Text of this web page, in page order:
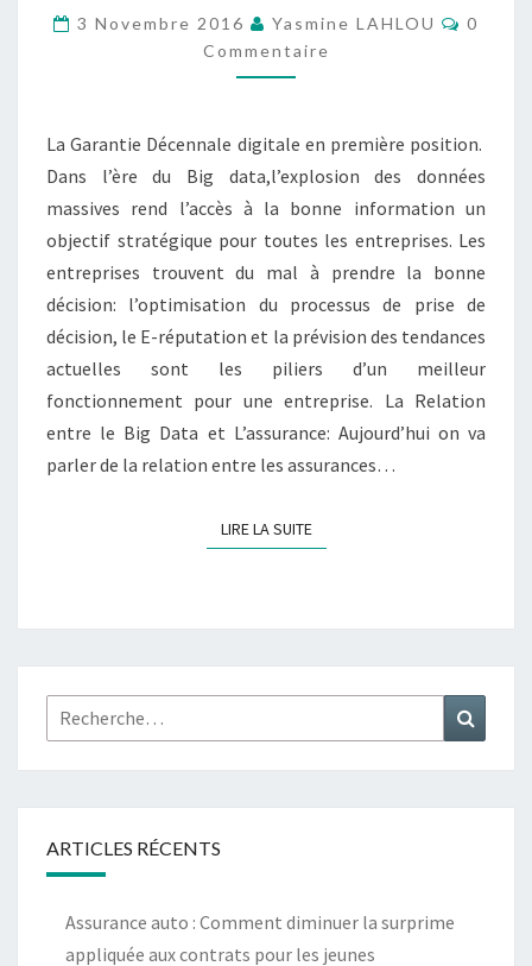
DATA
:
QUELLE
?
3 Novembre 2016 Yasmine LAHLOU
0
Commentaire
La Garantie Décennale digitale en première position.
Dans l’ère du Big data,l’explosion des données
massives rend l’accès à la bonne information un
objectif stratégique pour toutes les entreprises. Les
entreprises trouvent du mal à prendre la bonne
décision: l’optimisation du processus de prise de
décision, le E-réputation et la prévision des tendances
actuelles sont les piliers d’un meilleur
fonctionnement pour une entreprise. La Relation
entre le Big Data et L’assurance: Aujourd’hui on va
parler de la relation entre les assurances…
LIRE LA SUITELIRE LA SUITE
Rechercher :
ARTICLES RÉCENTS
Assurance auto : Comment diminuer la surprime
appliquée aux contrats pour les jeunes